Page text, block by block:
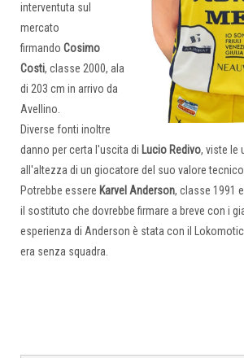
interventuta sul
mercato
firmando Cosimo
Costi, classe 2000, ala
di 203 cm in arrivo da
Avellino.
Diverse fonti inoltre
danno per certa l'uscita di Lucio Redivo, viste le
all'altezza di un giocatore del suo valore tecnico.
Potrebbe essere Karvel Anderson, classe 1991
il sostituto che dovrebbe firmare a breve con i
esperienza di Anderson è stata con il
era senza squadra.